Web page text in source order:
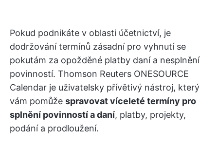
Pokud podnikáte v oblasti účetnictví, je
dodržování termínů zásadní pro vyhnutí se
pokutám za opožděné platby daní a nesplnění
povinností. Thomson Reuters ONESOURCE
Calendar je uživatelsky přívětivý nástroj, který
vám pomůže spravovat víceleté termíny pro
splnění povinností a daní, platby, projekty,
podání a prodloužení.